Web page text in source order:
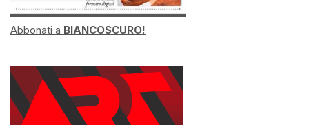
Abbonati a BIANCOSCURO!